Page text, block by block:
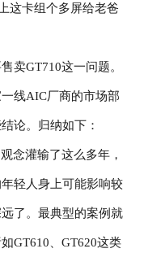
这卡组个多屏给老爸
GT710这一问题。
线AIC厂商的市场部
论。归纳如下：
灌输了这么多年，
轻人身上可能影响较
了。最典型的案例就
GT610、GT620这类